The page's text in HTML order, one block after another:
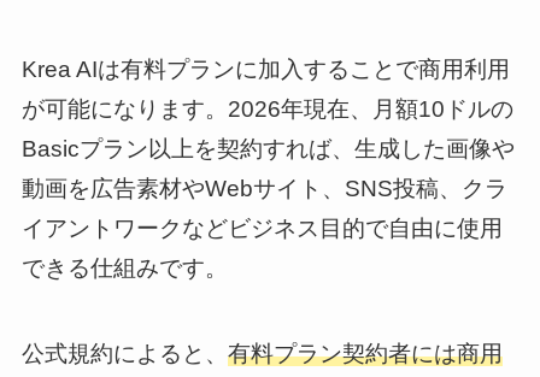
Krea AIは有料プランに加入することで商用利用
が可能になります。2026年現在、月額10ドルの
Basicプラン以上を契約すれば、生成した画像や
動画を広告素材やWebサイト、SNS投稿、クラ
イアントワークなどビジネス目的で自由に使用
できる仕組みです。
公式規約によると、 有料プラン契約者には商用